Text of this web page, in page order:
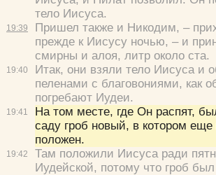
19:39
19:40
19:41
19:42
тело Иисуса.
Пришел также и Никодим, –
прежде к Иисусу ночью, – и
смирны и алоя, литр около ста.
Итак, они взяли тело Иисуса и
пеленами с благовониями, как
погребают Иудеи.
На том месте, где Он распят,
саду гроб новый, в котором еще
положен.
Там положили Иисуса ради
Иудейской, потому что гроб был